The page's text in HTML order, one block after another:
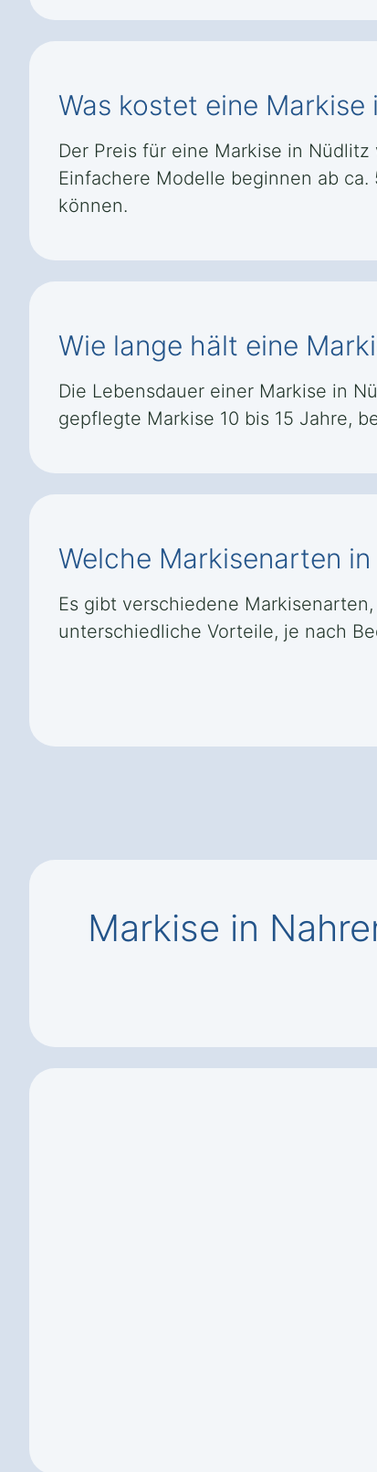
Was kostet eine Markise
Der Preis für eine Markise in
Einfachere Modelle beginnen ab
können.
Wie lange hält eine
Die Lebensdauer einer Markise in
gepflegte Markise 10 bis 15 Jahre,
Welche Markisenarten
Es gibt verschiedene
unterschiedliche Vorteile, je nach
Markise in